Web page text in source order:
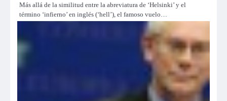
Más allá de la similitud entre la abreviatura de ‘Helsinki’ y el
término ‘infierno’ en inglés (‘hell’), el famoso vuelo…